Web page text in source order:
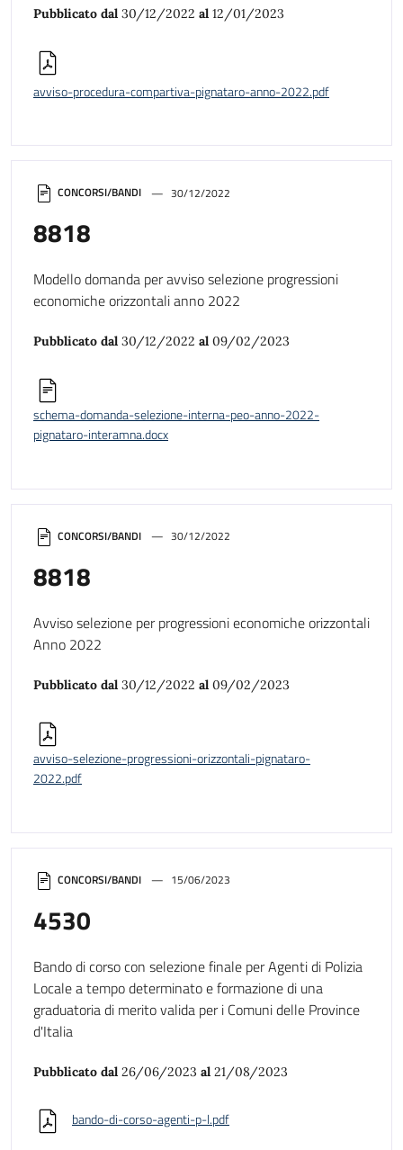
CONCORSI/BANDI 15/06/2023
4530
Bando di corso con selezione finale per Agenti di Polizia
Locale a tempo determinato e formazione di una
graduatoria di merito valida per i Comuni delle Province
d'Italia
Pubblicato dal 26/06/2023 al 21/08/2023
bando-di-corso-agenti-p-l.pdf
CONCORSI/BANDI 30/12/2022
8818
Avviso selezione per progressioni economiche orizzontali
Anno 2022
Pubblicato dal 30/12/2022 al 09/02/2023
avviso-selezione-progressioni-orizzontali-pignataro-
2022.pdf
CONCORSI/BANDI 30/12/2022
8818
Modello domanda per avviso selezione progressioni
economiche orizzontali anno 2022
Pubblicato dal 30/12/2022 al 09/02/2023
schema-domanda-selezione-interna-peo-anno-2022-
pignataro-interamna.docx
Pubblicato dal 30/12/2022 al 12/01/2023
avviso-procedura-compartiva-pignataro-anno-2022.pdf